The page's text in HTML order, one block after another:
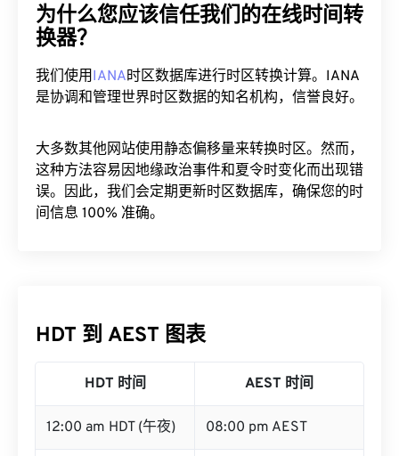
为什么您应该信任我们的在线时间转
换器？
我们使用IANA时区数据库进行时区转换计算。IANA
是协调和管理世界时区数据的知名机构，信誉良好。
大多数其他网站使用静态偏移量来转换时区。然而，
这种方法容易因地缘政治事件和夏令时变化而出现错
误。因此，我们会定期更新时区数据库，确保您的时
间信息 100% 准确。
HDT 到 AEST 图表
HDT 时间 AEST 时间
12:00 am HDT (午夜) 08:00 pm AEST